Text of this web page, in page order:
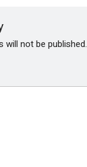
will not be published.